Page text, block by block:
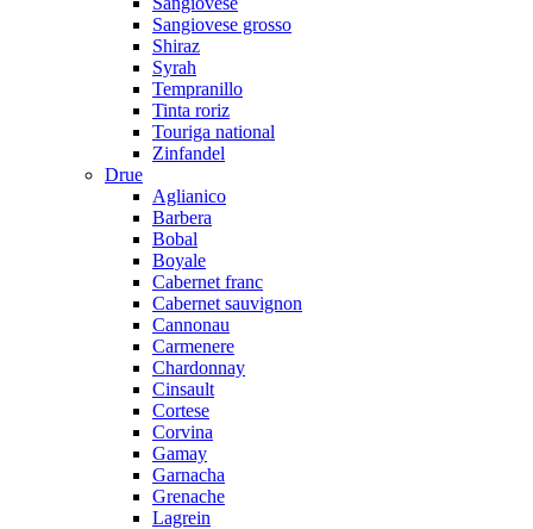
Sangiovese grosso
Shiraz
Syrah
Tempranillo
Tinta roriz
Touriga national
Zinfandel
Drue
Aglianico
Barbera
Bobal
Boyale
Cabernet franc
Cabernet sauvignon
Cannonau
Carmenere
Chardonnay
Cinsault
Cortese
Corvina
Gamay
Garnacha
Grenache
Lagrein